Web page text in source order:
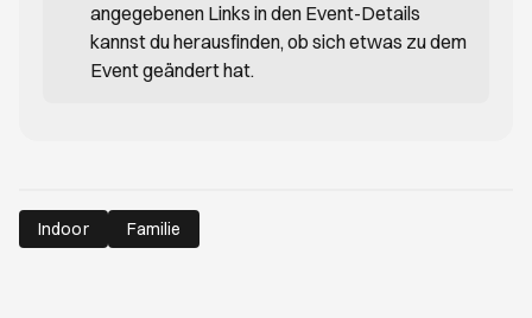
angegebenen Links in den Event-Details
kannst du herausfinden, ob sich etwas zu dem
Event geändert hat.
Indoor Familie